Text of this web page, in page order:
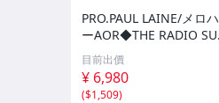
PRO.PAUL LAINE/メロハ
ーAOR◆THE RADIO SU
N/UNSTOPPABLE
目前出價
¥ 6,980
($1,509)